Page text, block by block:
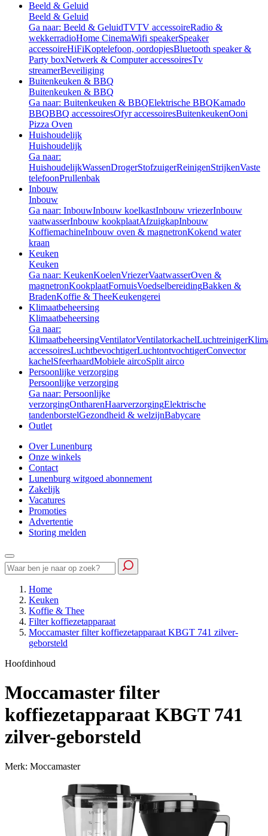
Beeld & Geluid
Beeld & Geluid
Ga naar: Beeld & GeluidTVTV accessoireRadio &
wekkerradioHome CinemaWifi speakerSpeaker
accessoireHiFiKoptelefoon, oordopjesBluetooth speaker &
Party boxNetwerk & Computer accessoiresTv
streamerBeveiliging
Buitenkeuken & BBQ
Buitenkeuken & BBQ
Ga naar: Buitenkeuken & BBQElektrische BBQKamado
BBQBBQ accessoiresOfyr accessoiresBuitenkeukenOoni
Pizza Oven
Huishoudelijk
Huishoudelijk
Ga naar:
HuishoudelijkWassenDrogerStofzuigerReinigenStrijkenVaste
telefoonPrullenbak
Inbouw
Inbouw
Ga naar: InbouwInbouw koelkastInbouw vriezerInbouw
vaatwasserInbouw kookplaatAfzuigkapInbouw
KoffiemachineInbouw oven & magnetronKokend water
kraan
Keuken
Keuken
Ga naar: KeukenKoelenVriezerVaatwasserOven &
magnetronKookplaatFornuisVoedselbereidingBakken &
BradenKoffie & TheeKeukengerei
Klimaatbeheersing
Klimaatbeheersing
Ga naar:
KlimaatbeheersingVentilatorVentilatorkachelLuchtreiniger
accessoiresLuchtbevochtigerLuchtontvochtigerConvector
kachelSfeerhaardMobiele aircoSplit airco
Persoonlijke verzorging
Persoonlijke verzorging
Ga naar: Persoonlijke
verzorgingOntharenHaarverzorgingElektrische
tandenborstelGezondheid & welzijnBabycare
Outlet
Over Lunenburg
Onze winkels
Contact
Lunenburg witgoed abonnement
Zakelijk
Vacatures
Promoties
Advertentie
Storing melden
Home
Keuken
Koffie & Thee
Filter koffiezetapparaat
Moccamaster filter koffiezetapparaat KBGT 741 zilver-
geborsteld
Hoofdinhoud
Moccamaster filter
koffiezetapparaat KBGT 741
zilver-geborsteld
Merk: Moccamaster